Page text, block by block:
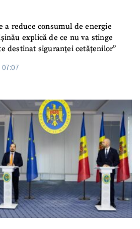
a reduce consumul de energie
explică de ce nu va stinge
destinat siguranței cetățenilor”